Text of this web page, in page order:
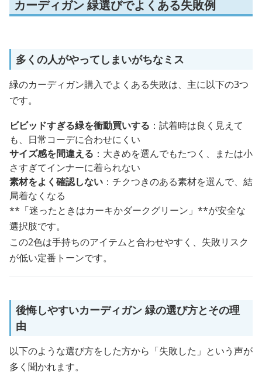
カーディガン 緑選びでよくある失敗例
多くの人がやってしまいがちなミス
緑のカーディガン購入でよくある失敗は、主に以下の3つ
です。
ビビッドすぎる緑を衝動買いする ：試着時は良く見えて
も、日常コーデに合わせにくい
サイズ感を間違える ：大きめを選んでもたつく、または小
さすぎてインナーに着られない
素材をよく確認しない ：チクつきのある素材を選んで、結
局着なくなる
**「迷ったときはカーキかダークグリーン」**が安全な
選択肢です。
この2色は手持ちのアイテムと合わせやすく、失敗リスク
が低い定番トーンです。
後悔しやすいカーディガン 緑の選び方とその理
由
以下のような選び方をした方から「失敗した」という声が
多く聞かれます。